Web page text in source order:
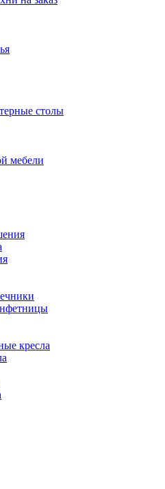
столы
мебели
кресла